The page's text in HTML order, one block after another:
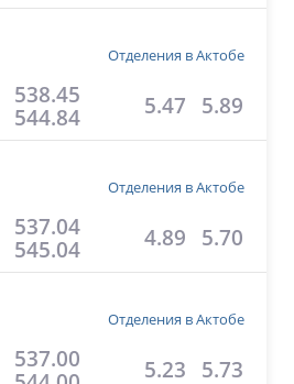
Отделения в Актобе
538.45
544.84
5.47 5.89
Отделения в Актобе
537.04
545.04
4.89 5.70
Отделения в Актобе
537.00
5.23 5.73